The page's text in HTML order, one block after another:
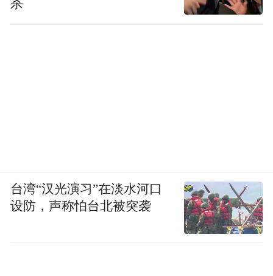
杀
台湾“汉光演习”在淡水河口
设防，声称怕台北被突袭